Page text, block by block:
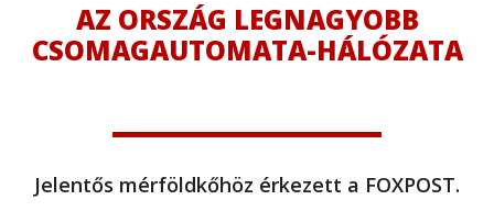
AZ ORSZÁG LEGNAGYOBB
CSOMAGAUTOMATA-HÁLÓZATA
Jelentős mérföldkőhöz érkezett a FOXPOST.